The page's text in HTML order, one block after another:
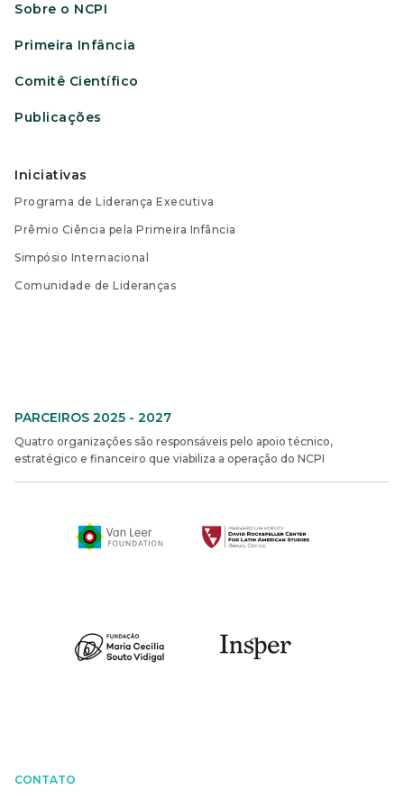
Sobre o NCPI
Primeira Infância
Comitê Científico
Publicações
Iniciativas
Programa de Liderança Executiva
Prêmio Ciência pela Primeira Infância
Simpósio Internacional
Comunidade de Lideranças
PARCEIROS 2025 - 2027
Quatro organizações são responsáveis pelo apoio técnico,
estratégico e financeiro que viabiliza a operação do NCPI
CONTATO